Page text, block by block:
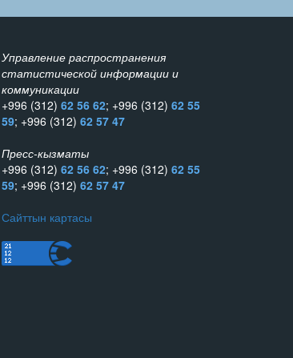
Управление распространения
статистической информации и
коммуникации
+996 (312) 62 56 62; +996 (312) 62 55
59; +996 (312) 62 57 47
Пресс-кызматы
+996 (312) 62 56 62; +996 (312) 62 55
59; +996 (312) 62 57 47
Сайттын картасы